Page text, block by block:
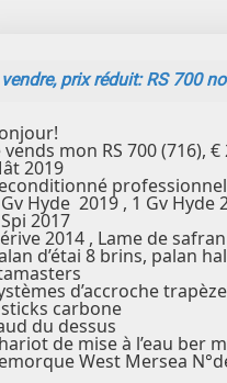
prix réduit: RS 700
vends mon RS 700 (716), €
2019
Hyde 2019 , 1 Gv Hyde
2017
2014 , Lame de
d’étai 8 brins, palan
d’accroche
carbone
du dessus
de mise à l’eau ber
West Mersea